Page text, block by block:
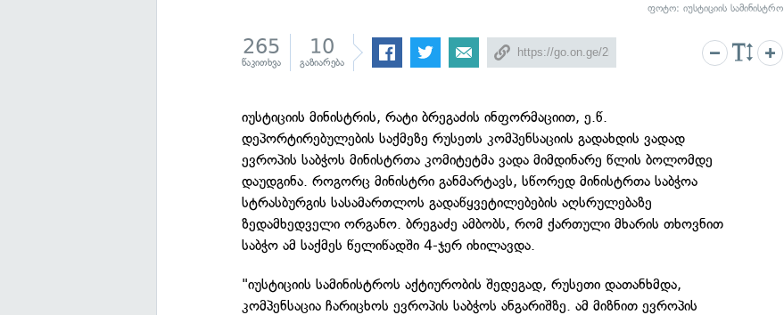
ფოტო: იუსტიციის სამინისტრო
265
წაკითხვა
10
გაზიარება
იუსტიციის მინისტრის, რატი ბრეგაძის ინფორმაციით, ე.წ.
დეპორტირებულების საქმეზე რუსეთს კომპენსაციის გადახდის ვადად
ევროპის საბჭოს მინისტრთა კომიტეტმა ვადა მიმდინარე წლის ბოლომდე
დაუდგინა. როგორც მინისტრი განმარტავს, სწორედ მინისტრთა საბჭოა
სტრასბურგის სასამართლოს გადაწყვეტილებების აღსრულებაზე
ზედამხედველი ორგანო. ბრეგაძე ამბობს, რომ ქართული მხარის თხოვნით
საბჭო ამ საქმეს წელიწადში 4-ჯერ იხილავდა.
"იუსტიციის სამინისტროს აქტიურობის შედეგად, რუსეთი დათანხმდა,
კომპენსაცია ჩარიცხოს ევროპის საბჭოს ანგარიშზე. ამ მიზნით ევროპის